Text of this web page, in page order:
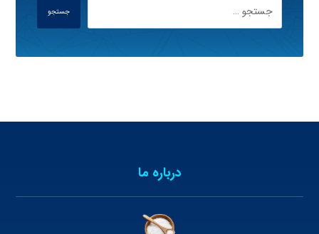
جستجو
درباره ما